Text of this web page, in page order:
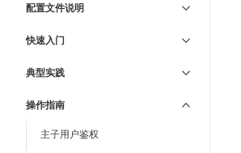
配置文件说明
快速入门
典型实践
操作指南
主子用户鉴权